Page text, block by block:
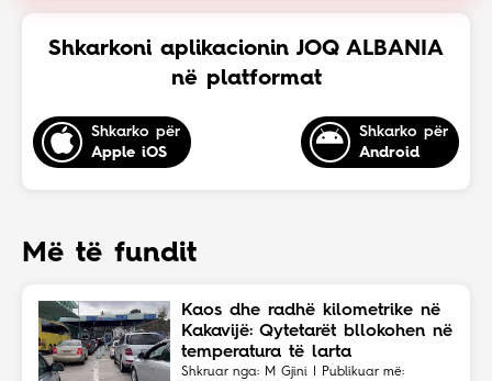
Shkarkoni aplikacionin JOQ ALBANIA
në platformat
Shkarko për
Apple iOS
Shkarko për
Android
Më të fundit
Kaos dhe radhë kilometrike në
Kakavijë: Qytetarët bllokohen në
temperatura të larta
Shkruar nga: M Gjini | Publikuar më: